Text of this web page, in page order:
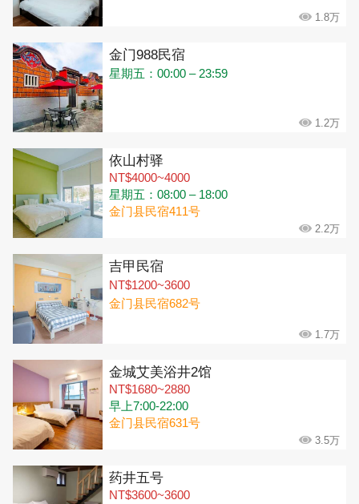
1.8万
金门988民宿
星期五：00:00 – 23:59
1.2万
依山村驿
NT$4000~4000
星期五：08:00 – 18:00
金门县民宿411号
2.2万
吉甲民宿
NT$1200~3600
金门县民宿682号
1.7万
金城艾美浴井2馆
NT$1680~2880
早上7:00-22:00
金门县民宿631号
3.5万
药井五号
NT$3600~3600